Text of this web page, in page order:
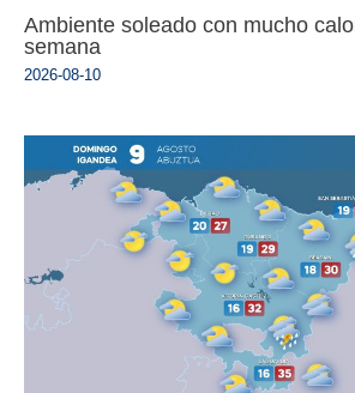
Ambiente soleado con mucho
semana
2026-08-10